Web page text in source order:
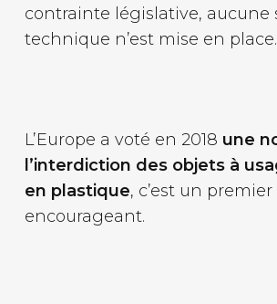
contrainte législative, aucune
technique n’est mise en place.
L’Europe a voté en 2018 une
l’interdiction des objets à
en plastique, c’est un premier
encourageant.